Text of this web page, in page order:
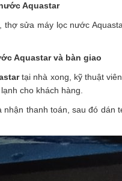
Aquastar
thợ sửa máy lọc nước
Aquastar và bàn giao
tại nhà xong, kỹ thuật
cho khách hàng.
nhận thanh toán, sau đó